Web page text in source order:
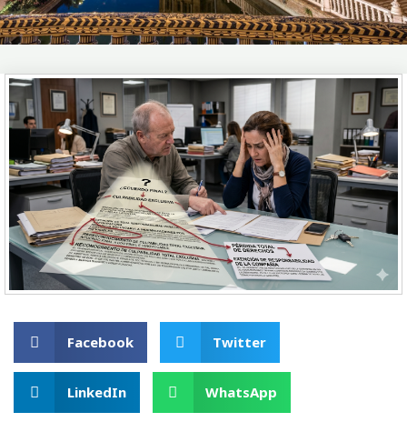
Facebook Twitter
LinkedIn WhatsApp